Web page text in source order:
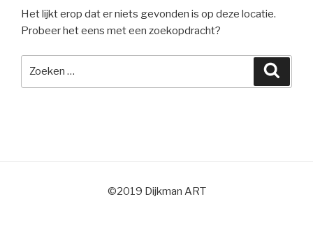
Het lijkt erop dat er niets gevonden is op deze locatie.
Probeer het eens met een zoekopdracht?
©2019 Dijkman ART